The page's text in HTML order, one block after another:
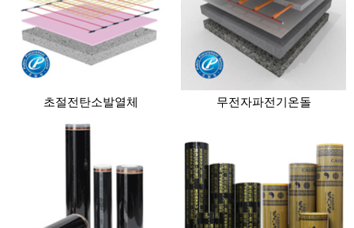
초절전탄소발열체 무전자파전기온돌